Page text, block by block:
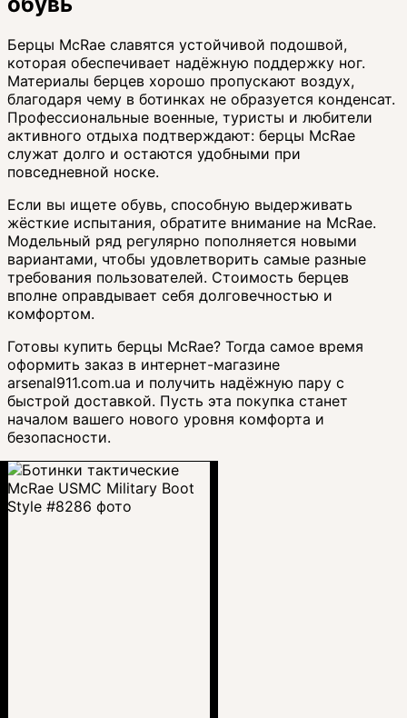
Берцы McRae славятся устойчивой подошвой,
которая обеспечивает надёжную поддержку ног.
Материалы берцев хорошо пропускают воздух,
благодаря чему в ботинках не образуется конденсат.
Профессиональные военные, туристы и любители
активного отдыха подтверждают: берцы McRae
служат долго и остаются удобными при
повседневной носке.
Если вы ищете обувь, способную выдерживать
жёсткие испытания, обратите внимание на McRae.
Модельный ряд регулярно пополняется новыми
вариантами, чтобы удовлетворить самые разные
требования пользователей. Стоимость берцев
вполне оправдывает себя долговечностью и
комфортом.
Готовы купить берцы McRae? Тогда самое время
оформить заказ в интернет-магазине
arsenal911.com.ua и получить надёжную пару с
быстрой доставкой. Пусть эта покупка станет
началом вашего нового уровня комфорта и
безопасности.